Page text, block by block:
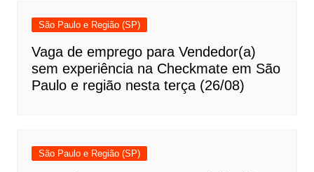
São Paulo e Região (SP)
Vaga de emprego para Vendedor(a)
sem experiência na Checkmate em São
Paulo e região nesta terça (26/08)
São Paulo e Região (SP)